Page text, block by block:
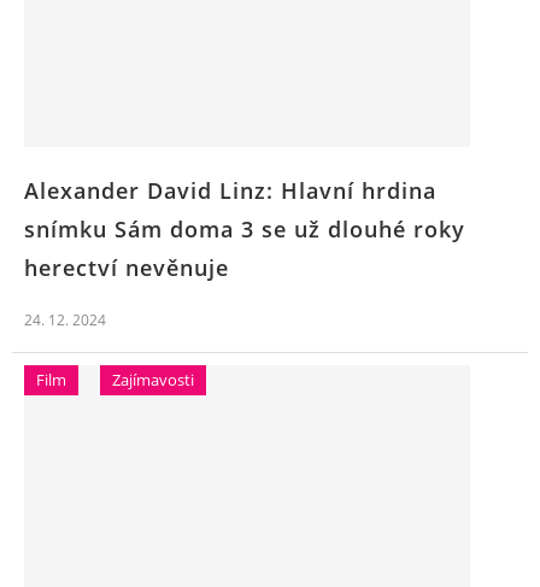
Alexander David Linz: Hlavní hrdina
snímku Sám doma 3 se už dlouhé roky
herectví nevěnuje
24. 12. 2024
Film Zajímavosti